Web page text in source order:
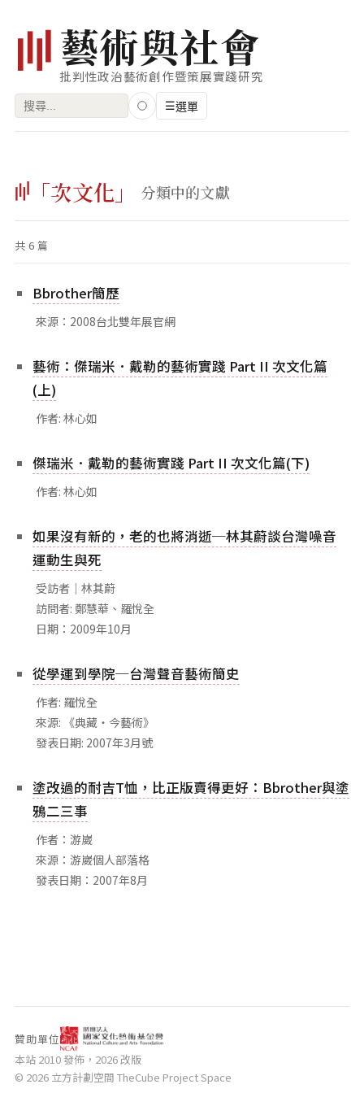
藝術與社會
批判性政治藝術創作暨策展實踐研究
搜
字:
☰選單
藝術家
創作類型
專題
關鍵字
相關網站
關於
團隊成員
出版品
「次文化」 分類中的文獻
共 6 篇
Bbrother簡歷
來源：2008台北雙年展官網
藝術：傑瑞米．戴勒的藝術實踐 Part II 次文化篇
(上)
作者: 林心如
傑瑞米．戴勒的藝術實踐 Part II 次文化篇(下)
作者: 林心如
如果沒有新的，老的也將消逝─林其蔚談台灣噪音
運動生與死
受訪者｜林其蔚
訪問者: 鄭慧華、羅悅全
日期：2009年10月
從學運到學院─台灣聲音藝術簡史
作者: 羅悅全
來源: 《典藏‧今藝術》
發表日期: 2007年3月號
塗改過的耐吉T恤，比正版賣得更好：Bbrother與塗
鴉二三事
作者：游崴
來源：游崴個人部落格
發表日期：2007年8月
贊助單位
本站 2010 發佈，2026 改版
© 2026 立方計劃空間 TheCube Project Space